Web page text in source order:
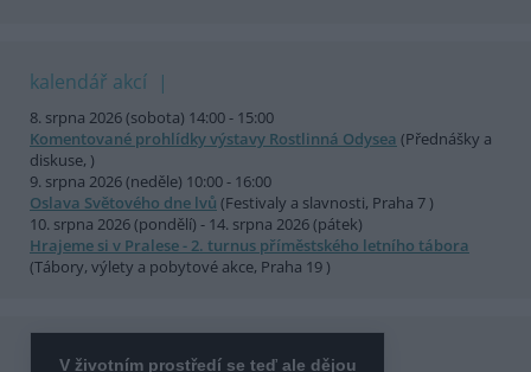
kalendář akcí
8. srpna 2026 (sobota) 14:00 - 15:00
Komentované prohlídky výstavy Rostlinná Odysea (Přednášky a
diskuse, )
9. srpna 2026 (neděle) 10:00 - 16:00
Oslava Světového dne lvů (Festivaly a slavnosti, Praha 7 )
10. srpna 2026 (pondělí) - 14. srpna 2026 (pátek)
Hrajeme si v Pralese - 2. turnus příměstského letního tábora
(Tábory, výlety a pobytové akce, Praha 19 )